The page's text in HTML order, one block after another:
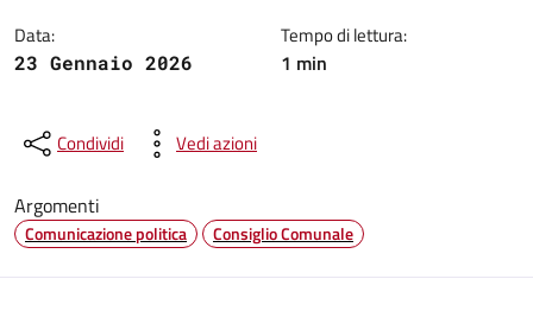
Data:
23 Gennaio 2026
Tempo di lettura:
1 min
Condividi Vedi azioni
Argomenti
Comunicazione politica Consiglio Comunale